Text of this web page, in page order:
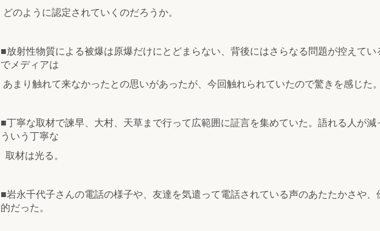
どのように認定されていくのだろうか。
■放射性物質による被爆は原爆だけにとどまらない、背後にはさらなる問題が控えて
でメディアは
あまり触れて来なかったとの思いがあったが、今回触れられていたので驚きを感じた
■丁寧な取材で諫早、大村、天草まで行って広範囲に証言を集めていた。語れる人が
ういう丁寧な
取材は光る。
■岩永千代子さんの電話の様子や、友達を気遣って電話されている声のあたたかさや
的だった。